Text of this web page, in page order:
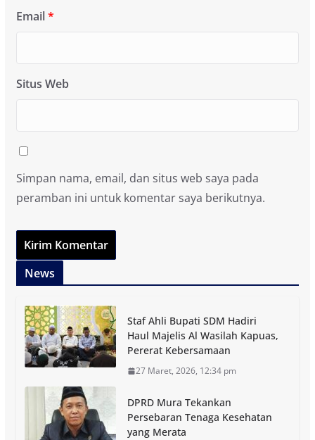
Email*
Situs Web
Simpan nama, email, dan situs web saya pada
peramban ini untuk komentar saya berikutnya.
News
Staf Ahli Bupati SDM Hadiri
Haul Majelis Al Wasilah Kapuas,
Pererat Kebersamaan
27 Maret, 2026, 12:34 pm
DPRD Mura Tekankan
Persebaran Tenaga Kesehatan
yang Merata